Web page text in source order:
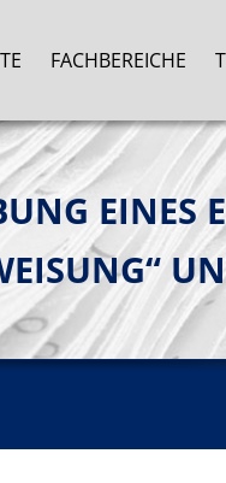
FACHBEREICHE
EINES